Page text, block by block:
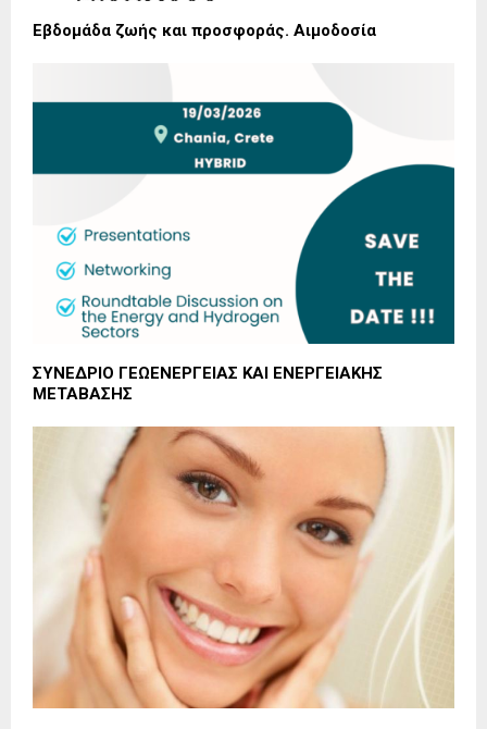
Εβδομάδα ζωής και προσφοράς. Αιμοδοσία
ΣΥΝΕΔΡΙΟ ΓΕΩΕΝΕΡΓΕΙΑΣ ΚΑΙ ΕΝΕΡΓΕΙΑΚΗΣ
ΜΕΤΑΒΑΣΗΣ